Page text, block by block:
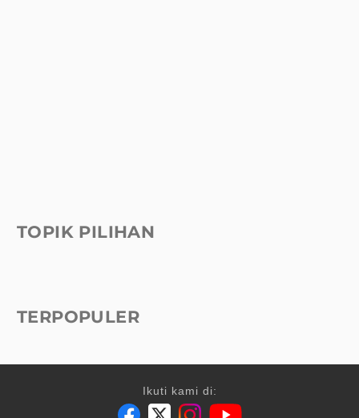
TOPIK PILIHAN
TERPOPULER
Ikuti kami di: